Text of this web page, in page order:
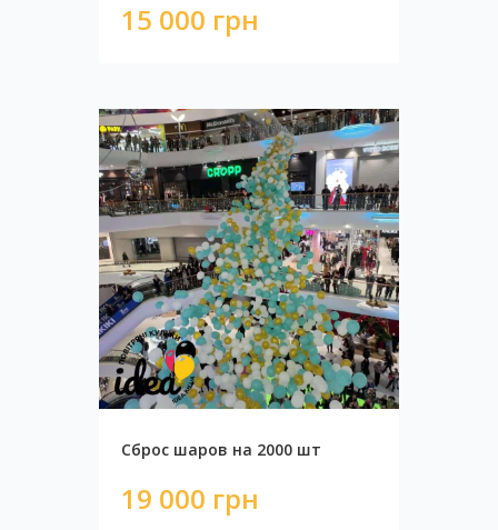
Автобус из шаров
15 000 грн
Сброс шаров на 2000 шт
19 000 грн